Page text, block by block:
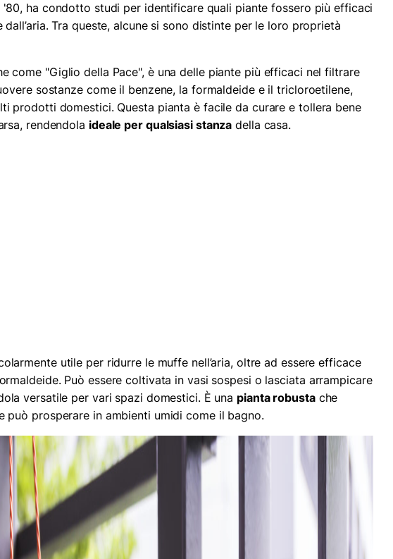
'80, ha condotto studi per identificare quali piante fossero più efficaci
dall’aria. Tra queste, alcune si sono distinte per le loro proprietà
come "Giglio della Pace", è una delle piante più efficaci nel filtrare
sostanze come il benzene, la formaldeide e il tricloroetilene,
prodotti domestici. Questa pianta è facile da curare e tollera bene
rendendola ideale per qualsiasi stanza della casa.
utile per ridurre le muffe nell’aria, oltre ad essere efficace
Può essere coltivata in vasi sospesi o lasciata arrampicare
versatile per vari spazi domestici. È una pianta robustache
può prosperare in ambienti umidi come il bagno.